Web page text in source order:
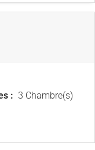
: 3 Chambre(s)